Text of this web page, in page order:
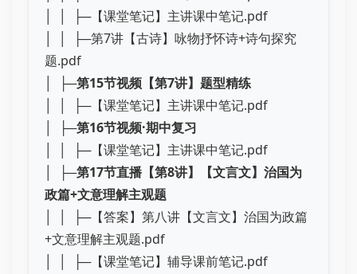
│ │ ├─【课堂笔记】主讲课中笔记.pdf
│ │ ├─第7讲【古诗】咏物抒怀诗+诗句探究
题.pdf
│ ├─第15节视频【第7讲】题型精练
│ │ ├─【课堂笔记】主讲课中笔记.pdf
│ ├─第16节视频·期中复习
│ │ ├─【课堂笔记】主讲课中笔记.pdf
│ ├─第17节直播【第8讲】【文言文】治国为
政篇+文意理解主观题
│ │ ├─【答案】第八讲【文言文】治国为政篇
+文意理解主观题.pdf
│ │ ├─【课堂笔记】辅导课前笔记.pdf